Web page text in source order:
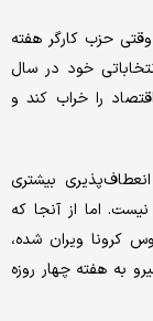
حزب کارگر هفته
خود در سال
اقتصاد را خراب کند و
بیشتری
اما از آنجا که
کرونا ویران شده،
به هفته چهار روزه